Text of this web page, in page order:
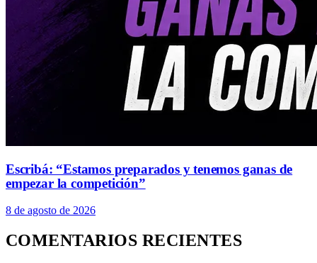
Escribá: “Estamos preparados y tenemos ganas de
empezar la competición”
8 de agosto de 2026
COMENTARIOS RECIENTES